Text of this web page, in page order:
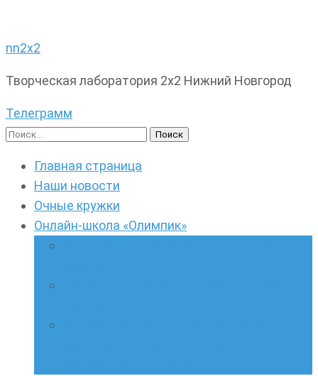
nn2x2
Творческая лаборатория 2х2 Нижний Новгород
Телеграмм
Найти:
Главная страница
Наши новости
Очные кружки
Онлайн-школа «Олимпик»